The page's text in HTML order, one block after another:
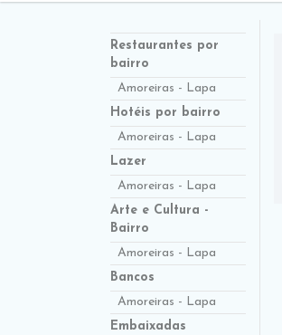
Restaurantes por
bairro
Amoreiras - Lapa
Hotéis por bairro
Amoreiras - Lapa
Lazer
Amoreiras - Lapa
Arte e Cultura -
Bairro
Amoreiras - Lapa
Bancos
Amoreiras - Lapa
Embaixadas